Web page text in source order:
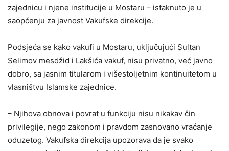
zajednicu i njene institucije u Mostaru – istaknuto je u
saopćenju za javnost Vakufske direkcije.
Podsjeća se kako vakufi u Mostaru, uključujući Sultan
Selimov mesdžid i Lakšića vakuf, nisu privatno, već javno
dobro, sa jasnim titularom i višestoljetnim kontinuitetom u
vlasništvu Islamske zajednice.
– Njihova obnova i povrat u funkciju nisu nikakav čin
privilegije, nego zakonom i pravdom zasnovano vraćanje
oduzetog. Vakufska direkcija upozorava da je svako